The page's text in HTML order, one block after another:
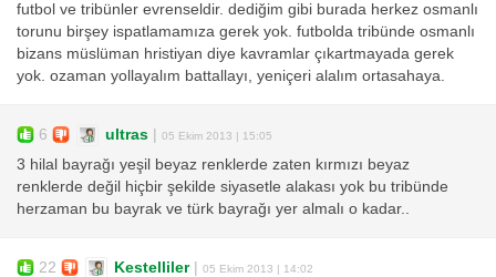
futbol ve tribünler evrenseldir. dediğim gibi burada herkez osmanlı
torunu birşey ispatlamamıza gerek yok. futbolda tribünde osmanlı
bizans müslüman hristiyan diye kavramlar çıkartmayada gerek
yok. ozaman yollayalım battallayı, yeniçeri alalım ortasahaya.
6 ultras | 05 Ekim 2013 | 15:05
3 hilal bayrağı yeşil beyaz renklerde zaten kırmızı beyaz
renklerde değil hiçbir şekilde siyasetle alakası yok bu tribünde
herzaman bu bayrak ve türk bayrağı yer almalı o kadar..
22 Kestelliler| 05 Ekim 2013 | 14:02